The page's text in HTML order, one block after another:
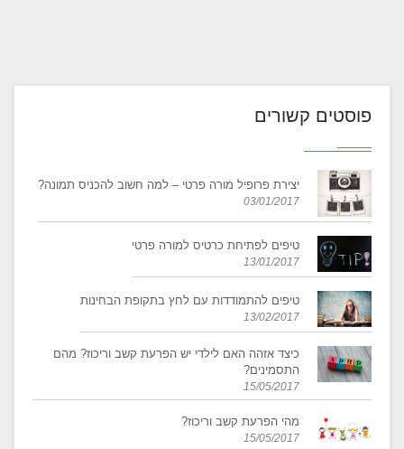
פוסטים קשורים
יצירת פרופיל מורה פרטי – למה חשוב להכניס תמונה?
03/01/2017
טיפים לפתיחת כרטיס למורה פרטי
13/01/2017
טיפים להתמודדות עם לחץ בתקופת הבחינות
13/02/2017
כיצד אזהה האם לילדי יש הפרעת קשב וריכוז? מהם
התסמינים?
15/05/2017
מהי הפרעת קשב וריכוז?
15/05/2017